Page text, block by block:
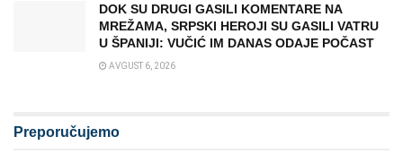
DOK SU DRUGI GASILI KOMENTARE NA
MREŽAMA, SRPSKI HEROJI SU GASILI VATRU
U ŠPANIJI: VUČIĆ IM DANAS ODAJE POČAST
AVGUST 6, 2026
Preporučujemo